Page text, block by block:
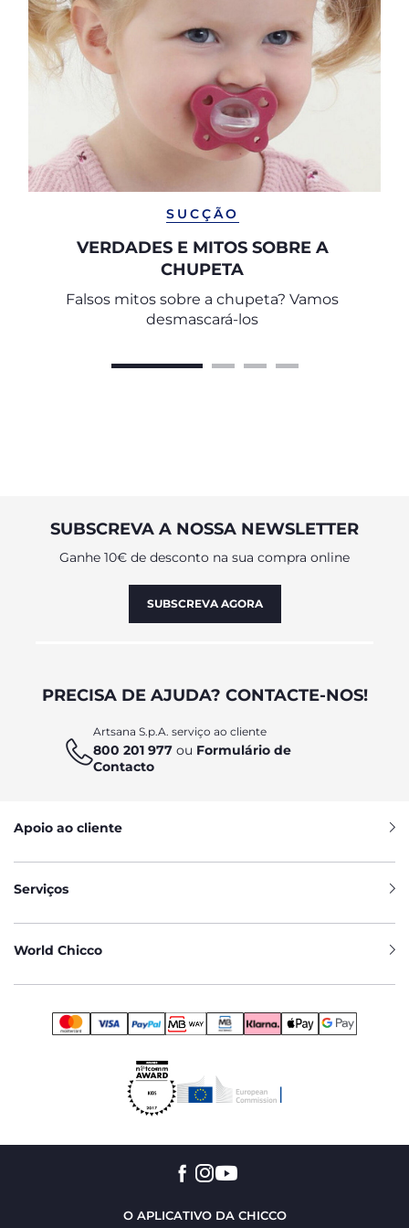
SUCÇÃO
VERDADES E MITOS SOBRE A
CHUPETA
Falsos mitos sobre a chupeta? Vamos
desmascará-los
SUBSCREVA A NOSSA NEWSLETTER
Ganhe 10€ de desconto na sua compra online
SUBSCREVA AGORA
PRECISA DE AJUDA? CONTACTE-NOS!
Artsana S.p.A. serviço ao cliente
800 201 977 ou Formulário de
Contacto
Apoio ao cliente
Serviços
World Chicco
O APLICATIVO DA CHICCO